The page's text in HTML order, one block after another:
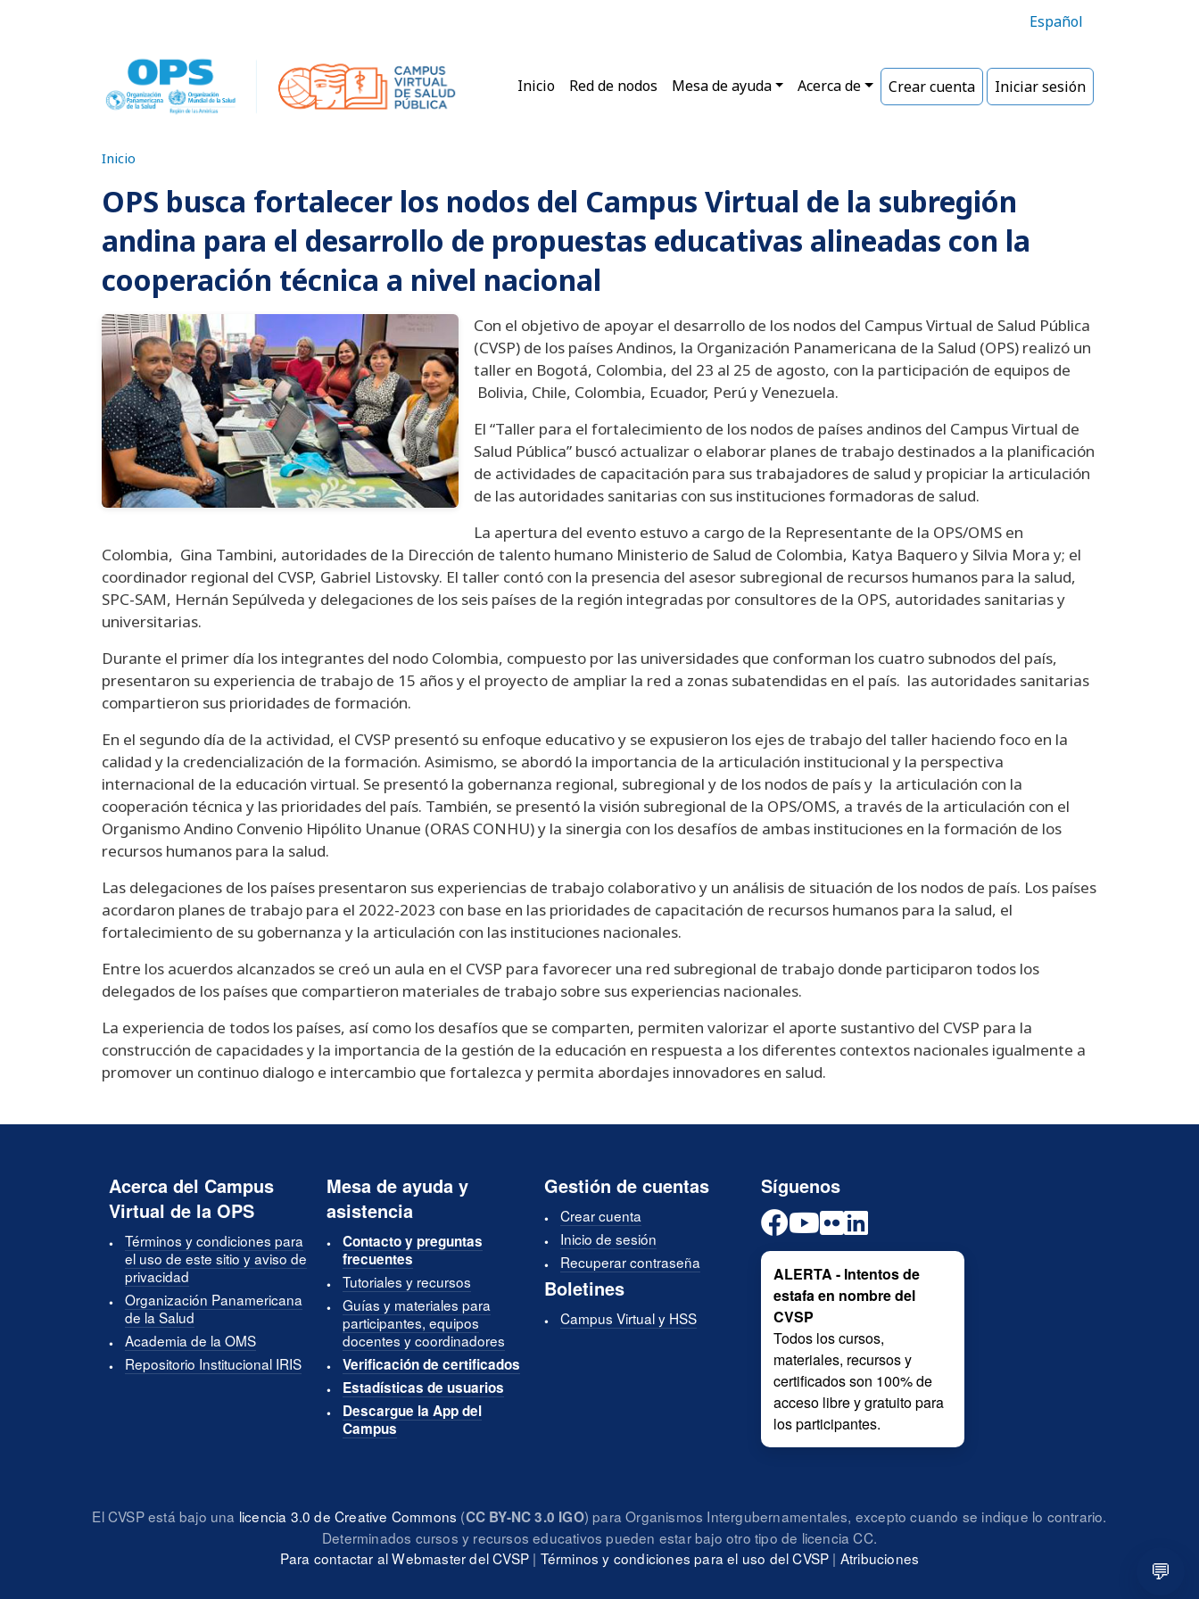
Español
Main navigation
Inicio Red de nodos Mesa de ayuda Acerca de Crear cuenta Iniciar sesión
Inicio
OPS busca fortalecer los nodos del Campus Virtual de la subregión
andina para el desarrollo de propuestas educativas alineadas con la
cooperación técnica a nivel nacional
Con el objetivo de apoyar el desarrollo de los nodos del Campus Virtual de Salud Pública
(CVSP) de los países Andinos, la Organización Panamericana de la Salud (OPS) realizó un
taller en Bogotá, Colombia, del 23 al 25 de agosto, con la participación de equipos de
Bolivia, Chile, Colombia, Ecuador, Perú y Venezuela.
El “Taller para el fortalecimiento de los nodos de países andinos del Campus Virtual de
Salud Pública” buscó actualizar o elaborar planes de trabajo destinados a la planificación
de actividades de capacitación para sus trabajadores de salud y propiciar la articulación
de las autoridades sanitarias con sus instituciones formadoras de salud.
La apertura del evento estuvo a cargo de la Representante de la OPS/OMS en
Colombia, Gina Tambini, autoridades de la Dirección de talento humano Ministerio de Salud de Colombia, Katya Baquero y Silvia Mora y; el
coordinador regional del CVSP, Gabriel Listovsky. El taller contó con la presencia del asesor subregional de recursos humanos para la salud,
SPC-SAM, Hernán Sepúlveda y delegaciones de los seis países de la región integradas por consultores de la OPS, autoridades sanitarias y
universitarias.
Durante el primer día los integrantes del nodo Colombia, compuesto por las universidades que conforman los cuatro subnodos del país,
presentaron su experiencia de trabajo de 15 años y el proyecto de ampliar la red a zonas subatendidas en el país. las autoridades sanitarias
compartieron sus prioridades de formación.
En el segundo día de la actividad, el CVSP presentó su enfoque educativo y se expusieron los ejes de trabajo del taller haciendo foco en la
calidad y la credencialización de la formación. Asimismo, se abordó la importancia de la articulación institucional y la perspectiva
internacional de la educación virtual. Se presentó la gobernanza regional, subregional y de los nodos de país y la articulación con la
cooperación técnica y las prioridades del país. También, se presentó la visión subregional de la OPS/OMS, a través de la articulación con el
Organismo Andino Convenio Hipólito Unanue (ORAS CONHU) y la sinergia con los desafíos de ambas instituciones en la formación de los
recursos humanos para la salud.
Las delegaciones de los países presentaron sus experiencias de trabajo colaborativo y un análisis de situación de los nodos de país. Los países
acordaron planes de trabajo para el 2022-2023 con base en las prioridades de capacitación de recursos humanos para la salud, el
fortalecimiento de su gobernanza y la articulación con las instituciones nacionales.
Entre los acuerdos alcanzados se creó un aula en el CVSP para favorecer una red subregional de trabajo donde participaron todos los
delegados de los países que compartieron materiales de trabajo sobre sus experiencias nacionales.
La experiencia de todos los países, así como los desafíos que se comparten, permiten valorizar el aporte sustantivo del CVSP para la
construcción de capacidades y la importancia de la gestión de la educación en respuesta a los diferentes contextos nacionales igualmente a
promover un continuo dialogo e intercambio que fortalezca y permita abordajes innovadores en salud.
Acerca del Campus
Virtual de la OPS
Términos y condiciones para
el uso de este sitio y aviso de
privacidad
Organización Panamericana
de la Salud
Academia de la OMS
Repositorio Institucional IRIS
Mesa de ayuda y
asistencia
Contacto y preguntas
frecuentes
Tutoriales y recursos
Guías y materiales para
participantes, equipos
docentes y coordinadores
Verificación de certificados
Estadísticas de usuarios
Descargue la App del
Campus
Gestión de cuentas
Crear cuenta
Inicio de sesión
Recuperar contraseña
Boletines
Campus Virtual y HSS
Síguenos
ALERTA - Intentos de
estafa en nombre del
CVSP
Todos los cursos,
materiales, recursos y
certificados son 100% de
acceso libre y gratuito para
los participantes.
El CVSP está bajo una licencia 3.0 de Creative Commons (CC BY-NC 3.0 IGO) para Organismos Intergubernamentales, excepto cuando se indique lo contrario.
Determinados cursos y recursos educativos pueden estar bajo otro tipo de licencia CC.
Para contactar al Webmaster del CVSP| Términos y condiciones para el uso del CVSP | Atribuciones 💬